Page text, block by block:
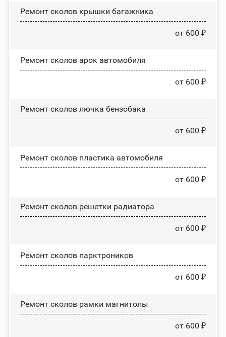
Ремонт сколов крышки багажника
от 600 ₽
Ремонт сколов арок автомобиля
от 600 ₽
Ремонт сколов лючка бензобака
от 600 ₽
Ремонт сколов пластика автомобиля
от 600 ₽
Ремонт сколов решетки радиатора
от 600 ₽
Ремонт сколов парктроников
от 600 ₽
Ремонт сколов рамки магнитолы
от 600 ₽